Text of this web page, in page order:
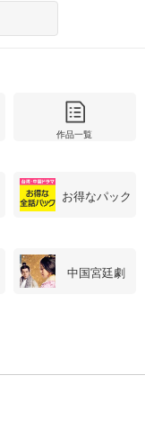
作品一覧
お得なパック
中国宮廷劇